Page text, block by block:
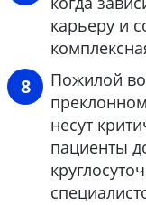
карьеру и
Пожилой
несут
пациенты